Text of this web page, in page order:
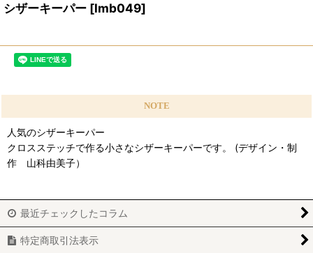
シザーキーパー [lmb049]
NOTE
人気のシザーキーパー
クロスステッチで作る小さなシザーキーパーです。 (デザイン・制
作 山科由美子）
最近チェックしたコラム
特定商取引法表示